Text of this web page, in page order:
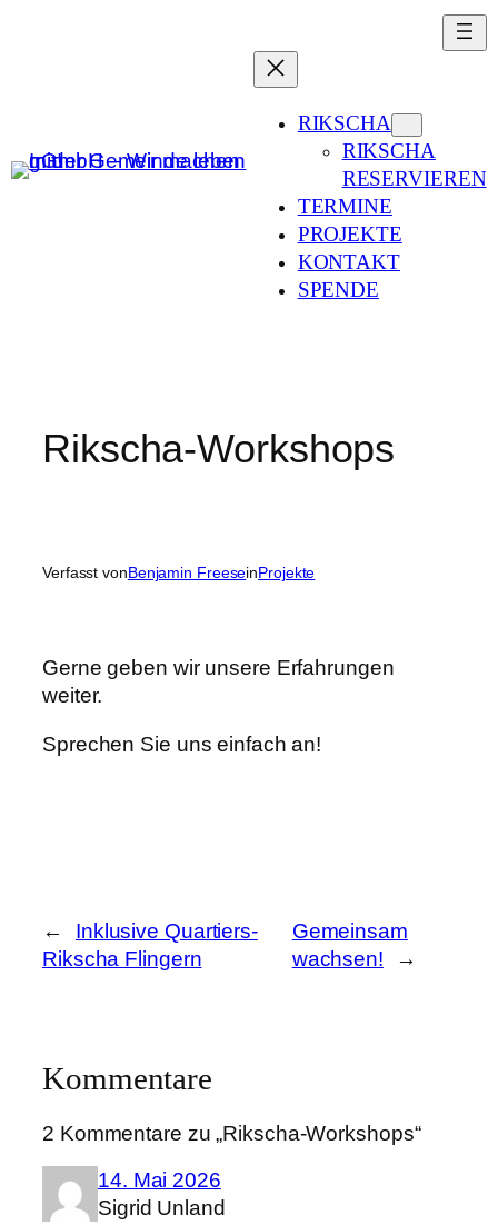
RIKSCHA
RIKSCHA
RESERVIEREN
TERMINE
PROJEKTE
KONTAKT
SPENDE
Rikscha-Workshops
Verfasst vonBenjamin FreeseinProjekte
Gerne geben wir unsere Erfahrungen
weiter.
Sprechen Sie uns einfach an!
←
Inklusive Quartiers-
Rikscha Flingern
Gemeinsam
wachsen!
→
Kommentare
2 Kommentare zu „Rikscha-Workshops“
14. Mai 2026
Sigrid Unland